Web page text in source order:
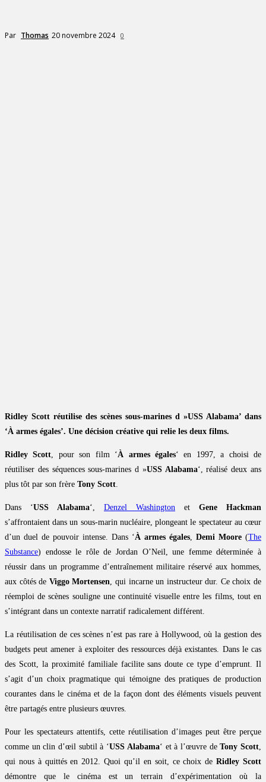
Par Thomas 20 novembre 2024 0
Ridley Scott réutilise des scènes sous-marines d »USS Alabama’ dans
‘À armes égales’. Une décision créative qui relie les deux films.
Ridley Scott, pour son film ‘À armes égales‘ en 1997, a choisi de
réutiliser des séquences sous-marines d »USS Alabama‘, réalisé deux ans
plus tôt par son frère Tony Scott.
Dans ‘USS Alabama‘, Denzel Washington et Gene Hackman
s’affrontaient dans un sous-marin nucléaire, plongeant le spectateur au cœur
d’un duel de pouvoir intense. Dans ‘À armes égales, Demi Moore (The
Substance) endosse le rôle de Jordan O’Neil, une femme déterminée à
réussir dans un programme d’entraînement militaire réservé aux hommes,
aux côtés de Viggo Mortensen, qui incarne un instructeur dur. Ce choix de
réemploi de scènes souligne une continuité visuelle entre les films, tout en
s’intégrant dans un contexte narratif radicalement différent.
La réutilisation de ces scènes n’est pas rare à Hollywood, où la gestion des
budgets peut amener à exploiter des ressources déjà existantes. Dans le cas
des Scott, la proximité familiale facilite sans doute ce type d’emprunt. Il
s’agit d’un choix pragmatique qui témoigne des pratiques de production
courantes dans le cinéma et de la façon dont des éléments visuels peuvent
être partagés entre plusieurs œuvres.
Pour les spectateurs attentifs, cette réutilisation d’images peut être perçue
comme un clin d’œil subtil à ‘USS Alabama‘ et à l’œuvre deTony Scott,
qui nous à quittés en 2012. Quoi qu’il en soit, ce choix deRidley Scott
démontre que le cinéma est un terrain d’expérimentation où la